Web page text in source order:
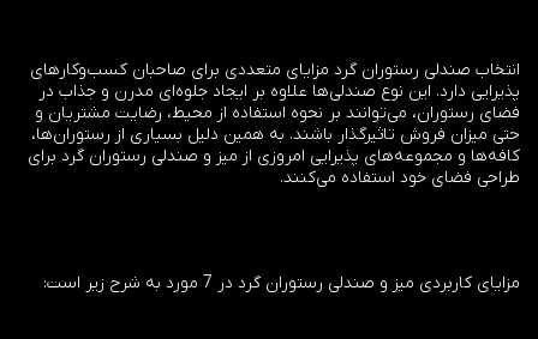
انتخاب صندلی رستوران گرد مزایای متعددی برای صاحبان کسب‌وکارهای
پذیرایی دارد. این نوع صندلی‌ها علاوه بر ایجاد جلوه‌ای مدرن و جذاب در
فضای رستوران، می‌توانند بر نحوه استفاده از محیط، رضایت مشتریان و
حتی میزان فروش تاثیرگذار باشند. به همین دلیل بسیاری از رستوران‌ها،
کافه‌ها و مجموعه‌های پذیرایی امروزی از میز و صندلی رستوران گرد برای
طراحی فضای خود استفاده می‌کنند.
مزایای کاربردی میز و صندلی رستوران گرد در 7 مورد به شرح زیر است: